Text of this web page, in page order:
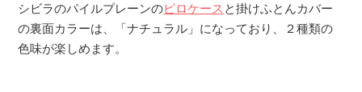
シビラのパイルプレーンのピロケース と掛けふとんカバー
の裏面カラーは、「ナチュラル」になっており、２種類の
色味が楽しめます。